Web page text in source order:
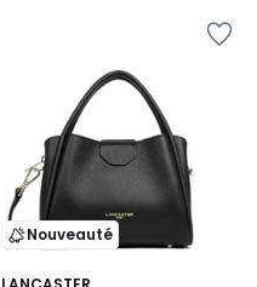
Nouveauté